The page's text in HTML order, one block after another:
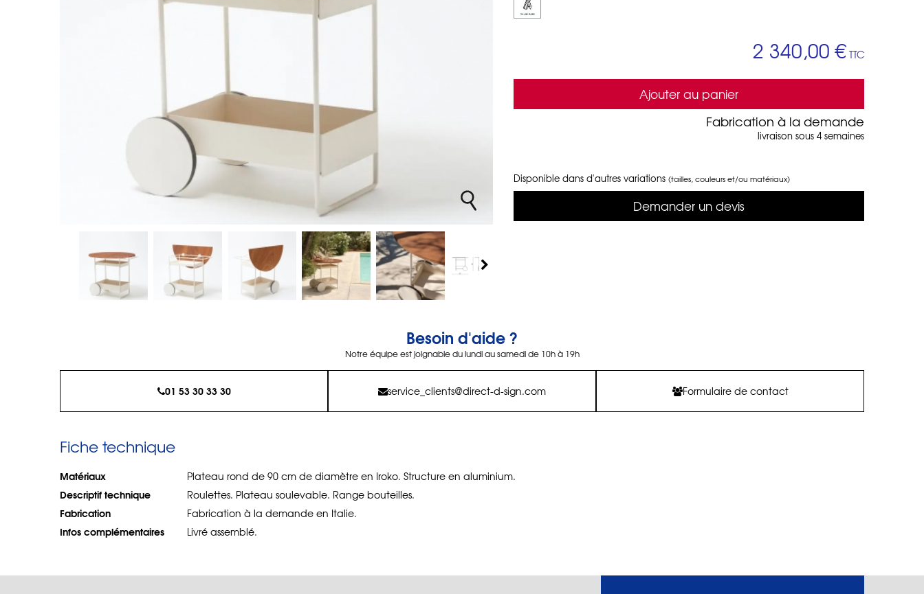
2 340,00 € TTC
Ajouter au panier
Fabrication à la demande
livraison sous 4 semaines
Disponible dans d'autres variations (tailles, couleurs et/ou matériaux)
Demander un devis
Besoin d'aide ?
Notre équipe est joignable du lundi au samedi de 10h à 19h
01 53 30 33 30 service_clients@direct-d-sign.com Formulaire de contact
Fiche technique
Matériaux Plateau rond de 90 cm de diamètre en Iroko. Structure en aluminium.
Descriptif technique Roulettes. Plateau soulevable. Range bouteilles.
Fabrication Fabrication à la demande en Italie.
Infos complémentaires Livré assemblé.